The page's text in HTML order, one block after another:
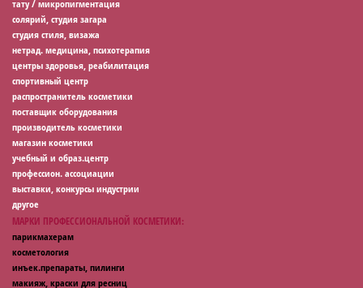
тату / микропигментация
солярий, студия загара
студия стиля, визажа
нетрад. медицина, психотерапия
центры здоровья, реабилитация
спортивный центр
распространитель косметики
поставщик оборудования
производитель косметики
магазин косметики
учебный и образ.центр
профессион. ассоциации
выставки, конкурсы индустрии
другое
МАРКИ ПРОФЕССИОНАЛЬНОЙ КОСМЕТИКИ:
парикмахерам
косметология
инъек.препараты, пилинги
макияж, краски для ресниц